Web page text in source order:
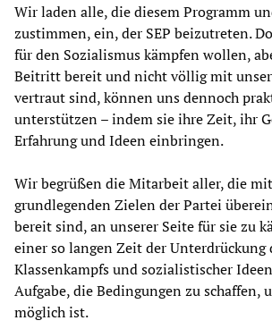
Wir laden alle, die diesem Programm
zustimmen, ein, der SEP beizutreten.
für den Sozialismus kämpfen wollen,
Beitritt bereit und nicht völlig mit
vertraut sind, können uns dennoch
unterstützen – indem sie ihre Zeit, ihr
Erfahrung und Ideen einbringen.
Wir begrüßen die Mitarbeit aller, die
grundlegenden Zielen der Partei
bereit sind, an unserer Seite für sie zu
einer so langen Zeit der Unterdrückung
Klassenkampfs und sozialistischer
Aufgabe, die Bedingungen zu schaffen,
möglich ist.